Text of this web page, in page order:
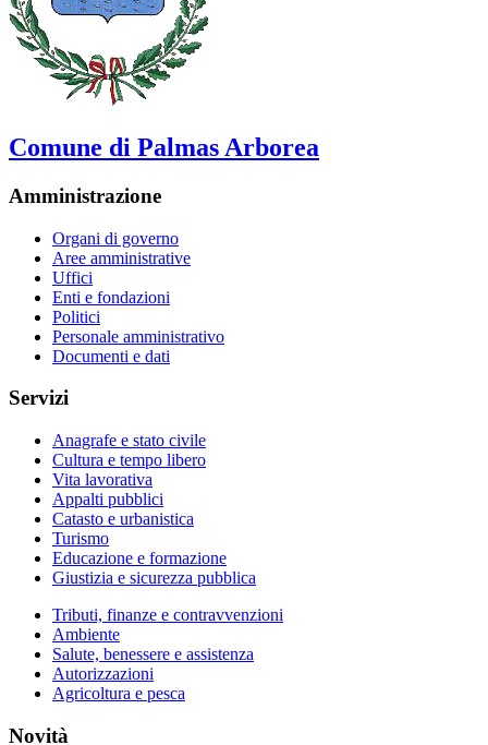
Comune di Palmas Arborea
Amministrazione
Organi di governo
Aree amministrative
Uffici
Enti e fondazioni
Politici
Personale amministrativo
Documenti e dati
Servizi
Anagrafe e stato civile
Cultura e tempo libero
Vita lavorativa
Appalti pubblici
Catasto e urbanistica
Turismo
Educazione e formazione
Giustizia e sicurezza pubblica
Tributi, finanze e contravvenzioni
Ambiente
Salute, benessere e assistenza
Autorizzazioni
Agricoltura e pesca
Novità